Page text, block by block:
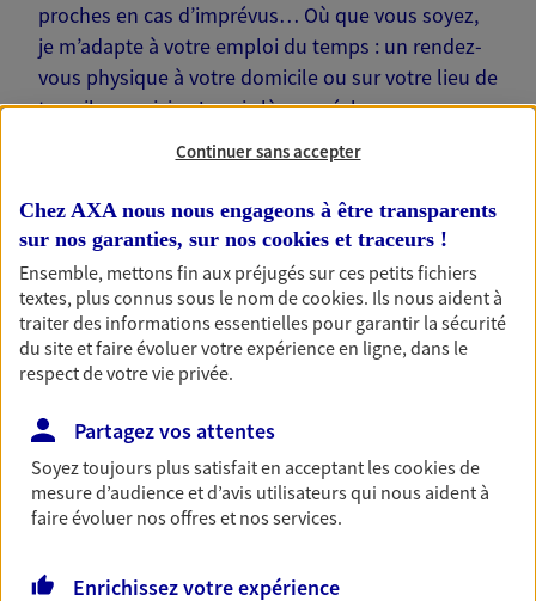
proches en cas d’imprévus… Où que vous soyez,
je m’adapte à votre emploi du temps : un rendez-
vous physique à votre domicile ou sur votre lieu de
travail, une visio. Je suis là pour échanger avec
Nos offres phares
Réalisez vos projets grâce à votre épargne : achat
immobilier, études des enfants ou voyage autour
du monde… Épargnez à votre rythme et
simplement, selon votre profil.
Continuer sans accepter
Chez AXA nous nous engageons à être transparents
sur nos garanties, sur nos cookies et traceurs !
Ensemble, mettons fin aux préjugés sur ces petits fichiers
textes, plus connus sous le nom decookies. Ils nous aident à
traiter des informations essentielles pour garantir la sécurité
du site et faire évoluer votre expérience en ligne, dans le
respect de votre vie privée.
Partagez vos attentes
Soyez toujours plus satisfait en acceptant lescookiesde
mesure d’audience et d’avis utilisateurs qui nous aident à
faire évoluer nos offres et nos services.
Enrichissez votre expérience